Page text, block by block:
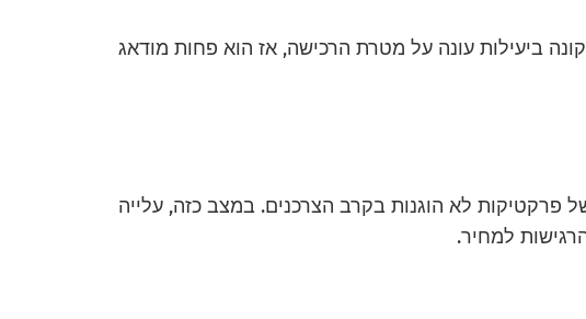
ביעילות עונה על מטרת הרכישה, אז הוא פחות מודאג
פרקטיקות לא הוגנות בקרב הצרכנים. במצב כזה, עלייה
למחיר.